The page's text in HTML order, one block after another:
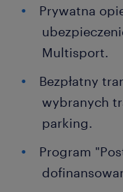
Prywatna
Multisport.
Bezpłatny
wybranych
parking.
Program